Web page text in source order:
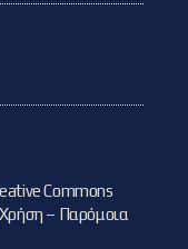
Commons
– Παρόμοια